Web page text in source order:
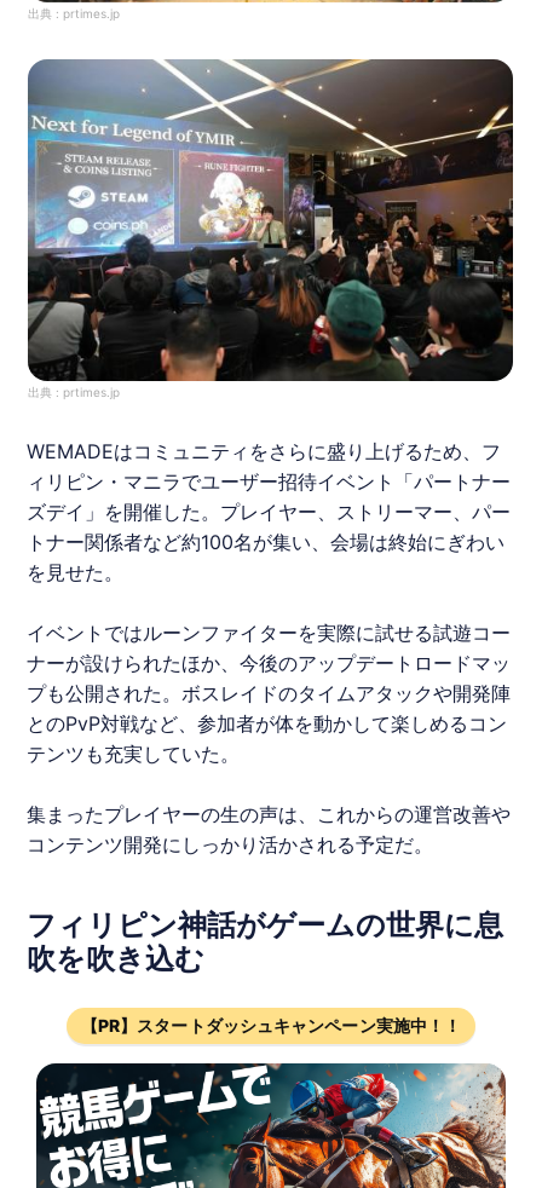
出典 : prtimes.jp
出典 : prtimes.jp
WEMADEはコミュニティをさらに盛り上げるため、フ
ィリピン・マニラでユーザー招待イベント「パートナー
ズデイ」を開催した。プレイヤー、ストリーマー、パー
トナー関係者など約100名が集い、会場は終始にぎわい
を見せた。
イベントではルーンファイターを実際に試せる試遊コー
ナーが設けられたほか、今後のアップデートロードマッ
プも公開された。ボスレイドのタイムアタックや開発陣
とのPvP対戦など、参加者が体を動かして楽しめるコン
テンツも充実していた。
集まったプレイヤーの生の声は、これからの運営改善や
コンテンツ開発にしっかり活かされる予定だ。
フィリピン神話がゲームの世界に息
吹を吹き込む
【PR】スタートダッシュキャンペーン実施中！！